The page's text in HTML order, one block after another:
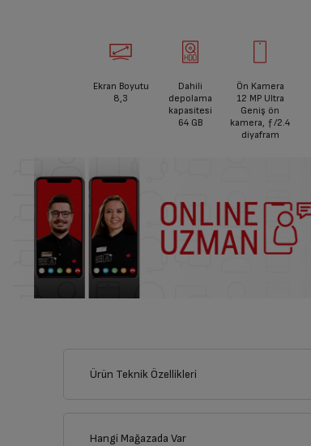
Ekran Boyutu
8,3
Dahili
depolama
kapasitesi
64 GB
Ön Kamera
12 MP Ultra
Geniş ön
kamera, ƒ/2.4
diyafram
Ürün Teknik Özellikleri
Hangi Mağazada Var